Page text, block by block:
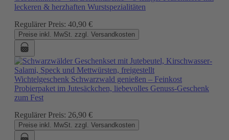
leckeren & herzhaften Wurstspezialitäten
Regulärer Preis: 40,90 €
Preise inkl. MwSt. zzgl. Versandkosten
Wichtelgeschenk Schwarzwald genießen – Feinkost
Probierpaket im Jutesäckchen, liebevolles Genuss-Geschenk
zum Fest
Regulärer Preis: 26,90 €
Preise inkl. MwSt. zzgl. Versandkosten